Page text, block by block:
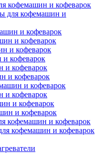
кофемашин и кофеварок
для кофемашин и
и кофеварок
и кофеварок
и кофеварок
кофеварок
и кофеварок
и кофеварок
и кофеварок
кофеварок
и кофеварок
и кофеварок
кофемашин и кофеварок
кофемашин и кофеварок